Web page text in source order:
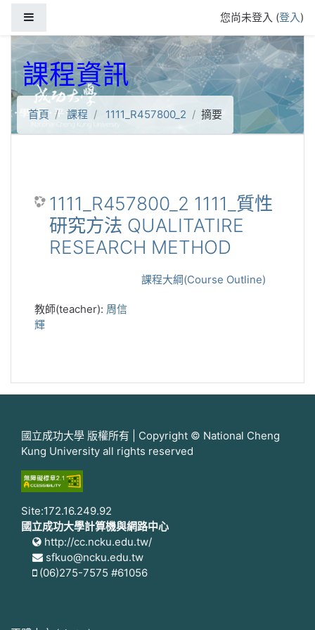
您尚未登入 (登入)
課程資訊
首頁 課程 1111_R457800_2 摘要
1111_R457800_2 1111_質性
研究方法 QUALITATIRE
RESEARCH METHOD
課程大綱(Course Outline)
教師(teacher): 周信
輝
國立成功大學 版權所有 | Copyright © National Cheng
Kung University all rights reserved
Site:172.16.249.92
國立成功大學計算機與網路中心
http://cc.ncku.edu.tw/
sfkuo@ncku.edu.tw
(06)275-7575 #61056